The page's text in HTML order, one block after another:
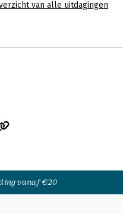
van alle uitdagingen
vanaf €20